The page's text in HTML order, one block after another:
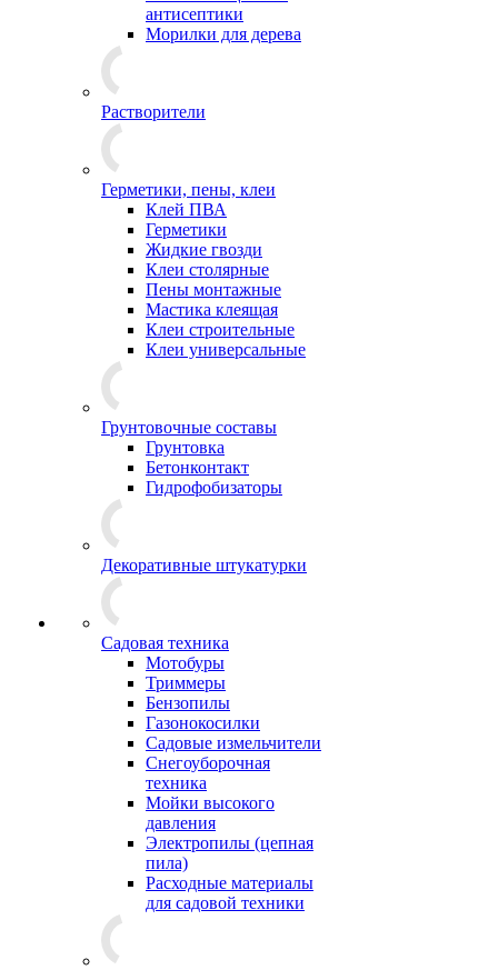
антисептики
Морилки для дерева
Растворители
Герметики, пены, клеи
Клей ПВА
Герметики
Жидкие гвозди
Клеи столярные
Пены монтажные
Мастика клеящая
Клеи строительные
Клеи универсальные
Грунтовочные составы
Грунтовка
Бетонконтакт
Гидрофобизаторы
Декоративные штукатурки
Садовая техника
Мотобуры
Триммеры
Бензопилы
Газонокосилки
Садовые измельчители
Снегоуборочная
техника
Мойки высокого
давления
Электропилы (цепная
пила)
Расходные материалы
для садовой техники